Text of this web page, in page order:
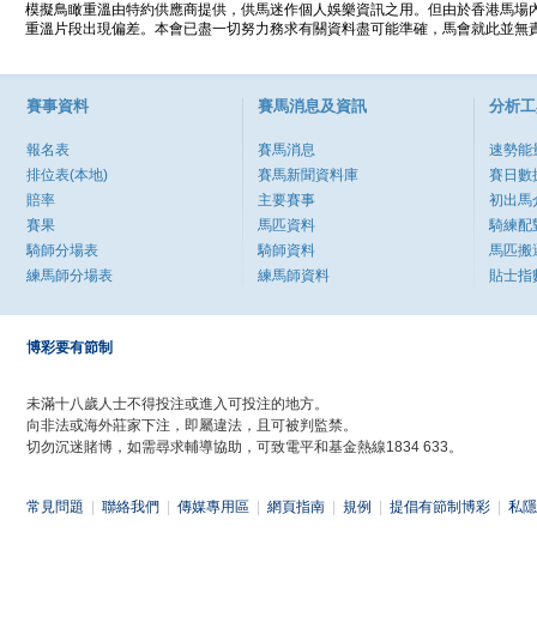
模擬鳥瞰重溫由特約供應商提供，供馬迷作個人娛樂資訊之用。但由於香港馬
重溫片段出現偏差。本會已盡一切努力務求有關資料盡可能準確，馬會就此並
賽事資料
報名表
排位表(本地)
賠率
賽果
騎師分場表
練馬師分場表
賽馬消息及資訊
賽馬消息
賽馬新聞資料庫
主要賽事
馬匹資料
騎師資料
練馬師資料
分析
速勢能
賽日數
初出馬
騎練配
馬匹搬
貼士指
博彩要有節制
未滿十八歲人士不得投注或進入可投注的地方。
向非法或海外莊家下注，即屬違法，且可被判監禁。
切勿沉迷賭博，如需尋求輔導協助，可致電平和基金熱線1834 633。
常見問題 聯絡我們 傳媒專用區 網頁指南 規例 提倡有節制博彩 私